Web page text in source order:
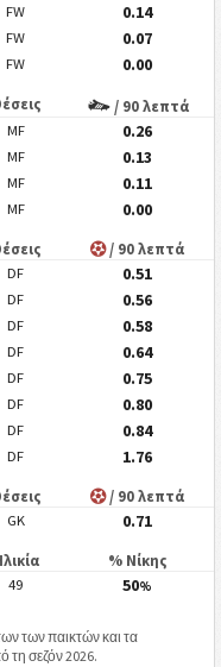
FW
0.14
FW
0.07
FW 0.00
/ 90 λεπτά
MF
0.26
MF
0.13
MF
0.11
MF 0.00
/ 90 λεπτά
DF
0.51
DF
0.56
DF
0.58
DF
0.64
DF
0.75
DF
0.80
DF
0.84
DF 1.76
/ 90 λεπτά
GK 0.71
% Νίκης
49 50%
των παικτών και τα
τη σεζόν 2026.